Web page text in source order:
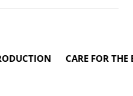
CARE FOR THE